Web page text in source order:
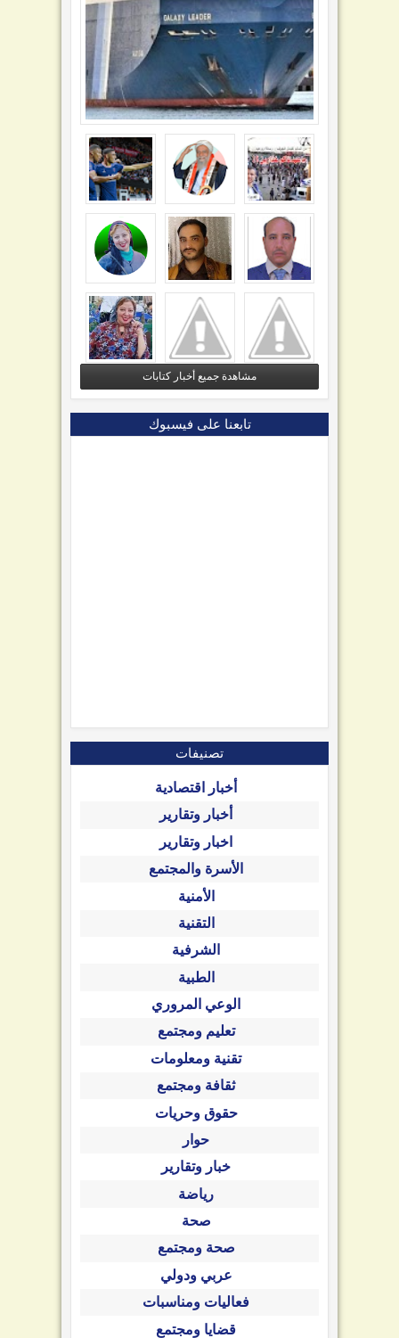
مشاهدة جميع أخبار كتابات
تابعنا على فيسبوك
تصنيفات
أخبار اقتصادية
أخبار وتقارير
اخبار وتقارير
الأسرة والمجتمع
الأمنية
التقنية
الشرفية
الطبية
الوعي المروري
تعليم ومجتمع
تقنية ومعلومات
ثقافة ومجتمع
حقوق وحريات
حوار
خبار وتقارير
رياضة
صحة
صحة ومجتمع
عربي ودولي
فعاليات ومناسبات
قضايا ومجتمع